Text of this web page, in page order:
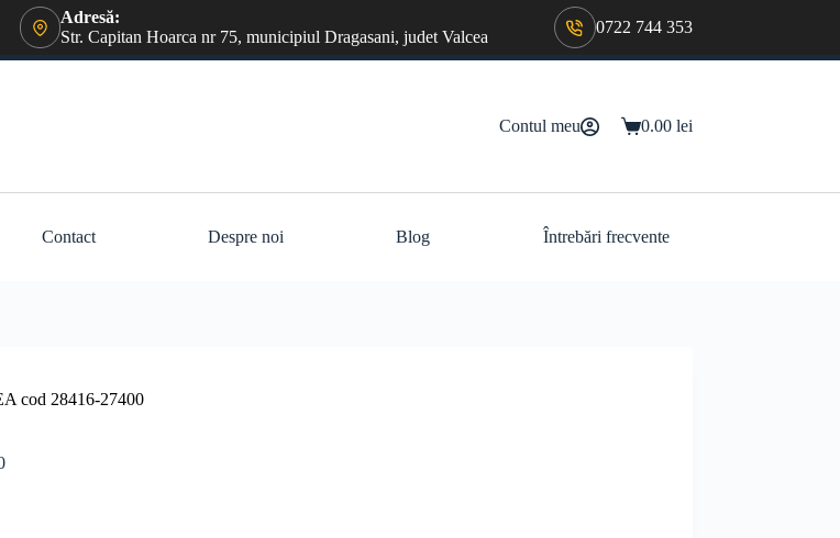
Adresă:
Str. Capitan Hoarca nr 75, municipiul Dragasani, judet Valcea
0722 744 353
Contul meu
Coș0.00 lei
Contact Despre noi Blog Întrebări frecvente
cod 28416-27400